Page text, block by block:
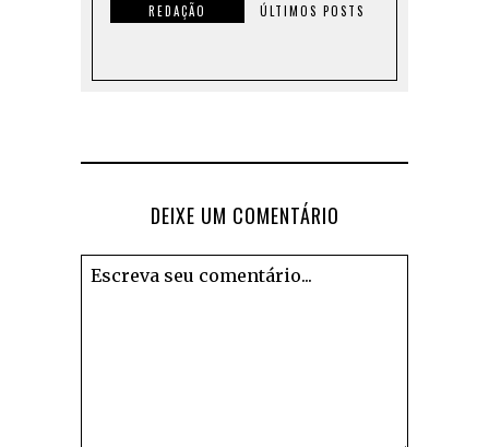
REDAÇÃO ÚLTIMOS POSTS
DEIXE UM COMENTÁRIO